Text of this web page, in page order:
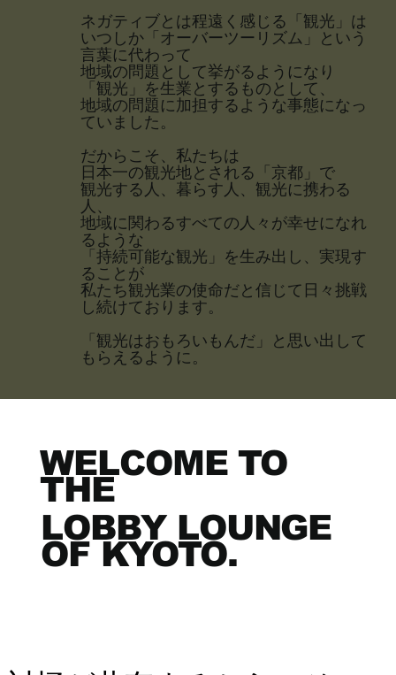
ネガティブとは程遠く感じる「観光」は
いつしか「オーバーツーリズム」という
言葉に代わって
地域の問題として挙がるようになり
「観光」を生業とするものとして、
地域の問題に加担するような事態になっ
ていました。
だからこそ、私たちは
日本一の観光地とされる「京都」で
観光する人、暮らす人、観光に携わる
人、
地域に関わるすべての人々が幸せになれ
るような
「持続可能な観光」を生み出し、実現す
ることが
私たち観光業の使命だと信じて日々挑戦
し続けております。
​​「観光はおもろいもんだ」と思い出して
もらえるように。​
WELCOME TO
THE
LOBBY LOUNGE
OF KYOTO.